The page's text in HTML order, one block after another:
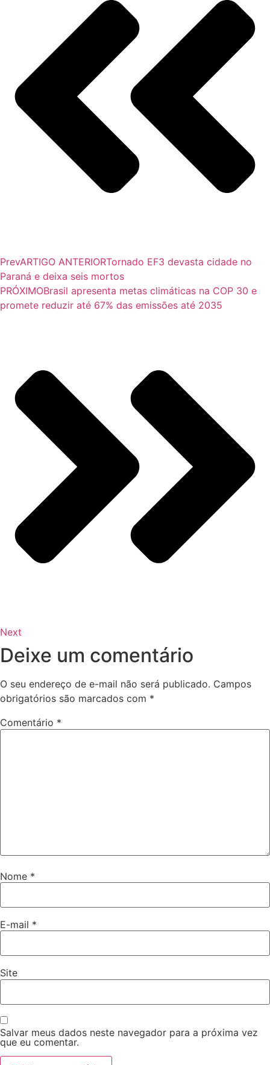
PrevARTIGO ANTERIORTornado EF3 devasta cidade no
Paraná e deixa seis mortos
PRÓXIMOBrasil apresenta metas climáticas na COP 30 e
promete reduzir até 67% das emissões até 2035
Next
Deixe um comentário
O seu endereço de e-mail não será publicado. Campos
obrigatórios são marcados com *
Comentário *
Nome *
E-mail *
Site
Salvar meus dados neste navegador para a próxima vez
que eu comentar.